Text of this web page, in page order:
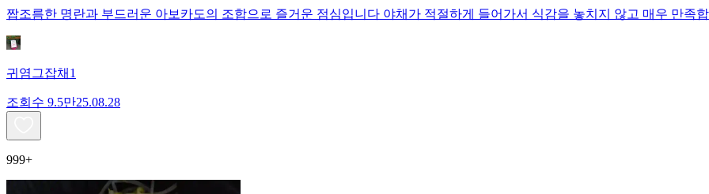
짭조름한 명란과 부드러운 아보카도의 조합으로 즐거운 점심입니다 야채가 적절하게 들어가서 식감을 놓치지 않고 매우 만족
귀염그잡채1
조회수 9.5만25.08.28
999+